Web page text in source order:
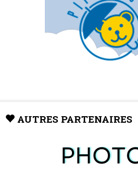
AUTRES PARTENAIRES